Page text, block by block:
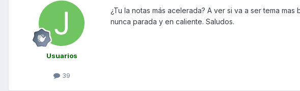
Usuarios
39
¿Tu la notas más acelerada? A ver si va a ser tema
nunca parada y en caliente. Saludos.